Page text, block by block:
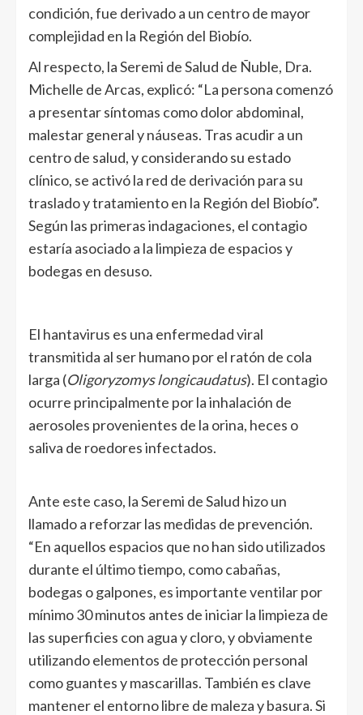
condición, fue derivado a un centro de mayor
complejidad en la Región del Biobío.
Al respecto, la Seremi de Salud de Ñuble, Dra.
Michelle de Arcas, explicó: “La persona comenzó
a presentar síntomas como dolor abdominal,
malestar general y náuseas. Tras acudir a un
centro de salud, y considerando su estado
clínico, se activó la red de derivación para su
traslado y tratamiento en la Región del Biobío”.
Según las primeras indagaciones, el contagio
estaría asociado a la limpieza de espacios y
bodegas en desuso.
El hantavirus es una enfermedad viral
transmitida al ser humano por el ratón de cola
larga (Oligoryzomys longicaudatus). El contagio
ocurre principalmente por la inhalación de
aerosoles provenientes de la orina, heces o
saliva de roedores infectados.
Ante este caso, la Seremi de Salud hizo un
llamado a reforzar las medidas de prevención.
“En aquellos espacios que no han sido utilizados
durante el último tiempo, como cabañas,
bodegas o galpones, es importante ventilar por
mínimo 30 minutos antes de iniciar la limpieza de
las superficies con agua y cloro, y obviamente
utilizando elementos de protección personal
como guantes y mascarillas. También es clave
mantener el entorno libre de maleza y basura. Si